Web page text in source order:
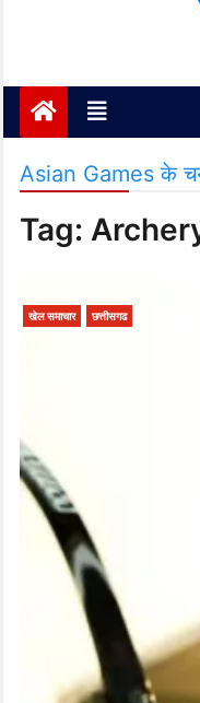
Asian Games के
Tag:
खेल समाचार छत्तीसगढ